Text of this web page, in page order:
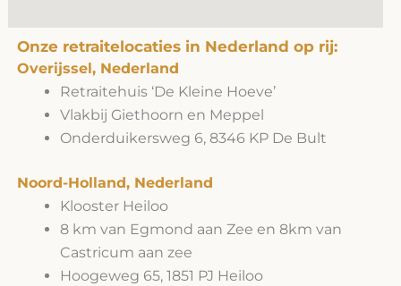
Onze retraitelocaties in Nederland op rij:
Overijssel, Nederland
Retraitehuis ‘De Kleine Hoeve’
Vlakbij Giethoorn en Meppel
Onderduikersweg 6, 8346 KP De Bult
Noord-Holland, Nederland
Klooster Heiloo
8 km van Egmond aan Zee en 8km van
Castricum aan zee
Hoogeweg 65, 1851 PJ Heiloo